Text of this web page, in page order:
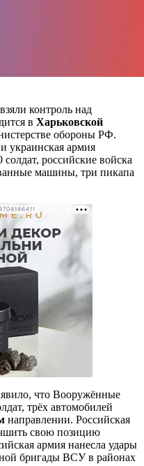
контроль над
в Харьковской
обороны РФ.
украинская армия
солдат, российские войска
машины, три пикапа
что Вооружённые
трёх автомобилей
направлении. Российская
свою позицию
армия нанесла удары
бригады ВСУ в районах